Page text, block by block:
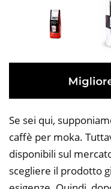
Se sei qui,
caffè per moka.
disponibili sul
scegliere il prodotto